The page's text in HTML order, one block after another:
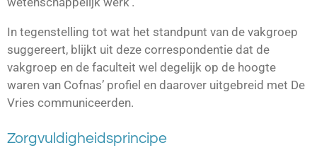
In tegenstelling tot wat het standpunt van de vakgroep
suggereert, blijkt uit deze correspondentie dat de
vakgroep en de faculteit wel degelijk op de hoogte
waren van Cofnas’ profiel en daarover uitgebreid met De
Vries communiceerden.
Zorgvuldigheidsprincipe